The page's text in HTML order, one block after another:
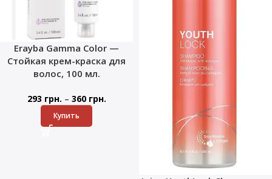
Erayba Gamma Color —
Стойкая крем-краска для
волос, 100 мл.
293 грн. – 360 грн.
Купить